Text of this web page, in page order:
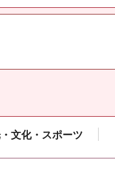
文化・スポーツ